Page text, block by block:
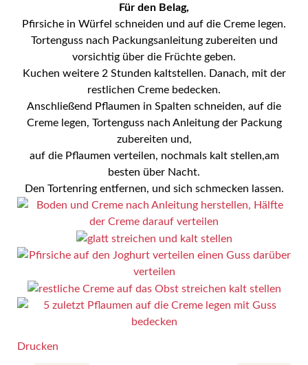
Für den Belag,
Pfirsiche in Würfel schneiden und auf die Creme legen.
Tortenguss nach Packungsanleitung zubereiten und
vorsichtig über die Früchte geben.
Kuchen weitere 2 Stunden kaltstellen. Danach, mit der
restlichen Creme bedecken.
Anschließend Pflaumen in Spalten schneiden, auf die
Creme legen, Tortenguss nach Anleitung der Packung
zubereiten und,
auf die Pflaumen verteilen, nochmals kalt stellen,am
besten über Nacht.
Den Tortenring entfernen, und sich schmecken lassen.
Drucken